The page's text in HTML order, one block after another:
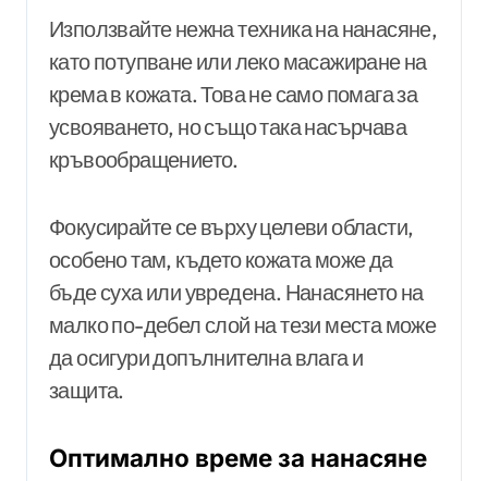
Използвайте нежна техника на нанасяне,
като потупване или леко масажиране на
крема в кожата. Това не само помага за
усвояването, но също така насърчава
кръвообращението.
Фокусирайте се върху целеви области,
особено там, където кожата може да
бъде суха или увредена. Нанасянето на
малко по-дебел слой на тези места може
да осигури допълнителна влага и
защита.
Оптимално време за нанасяне